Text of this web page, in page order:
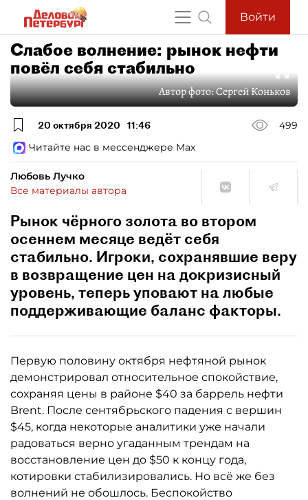
Войти
Слабое волнение: рынок нефти
повёл себя стабильно
Автор фото:Сергей Коньков
20 октября 2020 11:46
499
Читайте нас в мессенджере Max
Любовь Лучко
Все материалы автора
Рынок чёрного золота во втором
осеннем месяце ведёт себя
стабильно. Игроки, сохранявшие веру
в возвращение цен на докризисный
уровень, теперь уповают на любые
поддерживающие баланс факторы.
Первую половину октября нефтяной рынок
демонстрировал относительное спокойствие,
сохраняя цены в районе $40 за баррель нефти
Brent. После сентябрьского падения с вершин
$45, когда некоторые аналитики уже начали
радоваться верно угаданным трендам на
восстановление цен до $50 к концу года,
котировки стабилизировались. Но всё же без
волнений не обошлось. Беспокойство